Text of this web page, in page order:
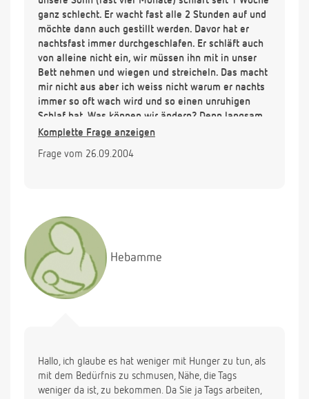
ganz schlecht. Er wacht fast alle 2 Stunden auf und
möchte dann auch gestillt werden. Davor hat er
nachtsfast immer durchgeschlafen. Er schläft auch
von alleine nicht ein, wir müssen ihn mit in unser
Bett nehmen und wiegen und streicheln. Das macht
mir nicht aus aber ich weiss nicht warum er nachts
immer so oft wach wird und so einen unruhigen
Schlaf hat. Was können wir ändern? Denn langsam
machen mir die Schlafprobleme zu schaffen da ich
nicht mehr richtig satt wird, da ich tagsüber
er würde ggf. nicht richtig satt (7,2 kg 63 cm) wir
sollten ein Gläschen geben. Wir machen uns richtig
Sorgen. Vielen lieben Dank.
Komplette Frage anzeigen
Frage vom 26.09.2004
Hebamme
Hallo, ich glaube es hat weniger mit Hunger zu tun, als
mit dem Bedürfnis zu schmusen, Nähe, die Tags
weniger da ist, zu bekommen. Da Sie ja Tags arbeiten,